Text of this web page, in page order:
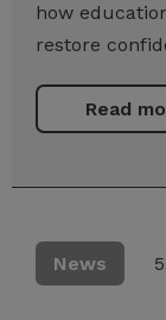
how
restore
Read
News